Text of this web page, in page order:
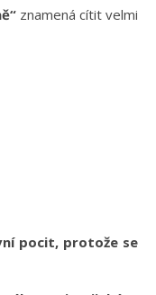
znamená cítit velmi
pocit, protože se